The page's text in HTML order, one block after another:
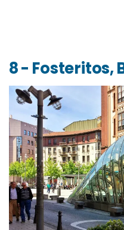
8 - Fosteritos,